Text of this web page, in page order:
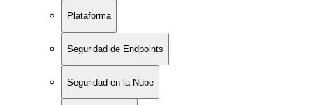
Plataforma
Seguridad de Endpoints
Seguridad en la Nube